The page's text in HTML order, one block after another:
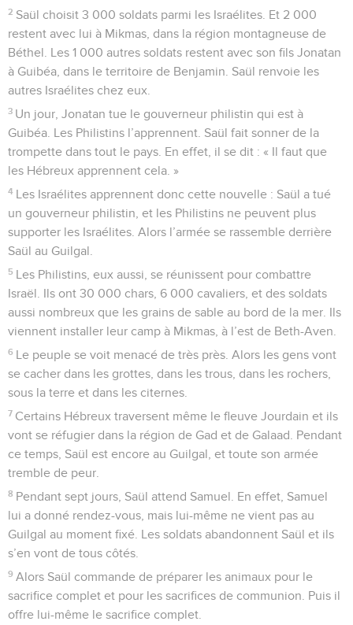
2 Saül choisit 3 000 soldats parmi les Israélites. Et 2 000
restent avec lui à Mikmas, dans la région montagneuse de
Béthel. Les 1 000 autres soldats restent avec son fils Jonatan
à Guibéa, dans le territoire de Benjamin. Saül renvoie les
autres Israélites chez eux.
3 Un jour, Jonatan tue le gouverneur philistin qui est à
Guibéa. Les Philistins l’apprennent. Saül fait sonner de la
trompette dans tout le pays. En effet, il se dit : « Il faut que
les Hébreux apprennent cela. »
4 Les Israélites apprennent donc cette nouvelle : Saül a tué
un gouverneur philistin, et les Philistins ne peuvent plus
supporter les Israélites. Alors l’armée se rassemble derrière
Saül au Guilgal.
5 Les Philistins, eux aussi, se réunissent pour combattre
Israël. Ils ont 30 000 chars, 6 000 cavaliers, et des soldats
aussi nombreux que les grains de sable au bord de la mer. Ils
viennent installer leur camp à Mikmas, à l’est de Beth-Aven.
6 Le peuple se voit menacé de très près. Alors les gens vont
se cacher dans les grottes, dans les trous, dans les rochers,
sous la terre et dans les citernes.
7 Certains Hébreux traversent même le fleuve Jourdain et ils
vont se réfugier dans la région de Gad et de Galaad. Pendant
ce temps, Saül est encore au Guilgal, et toute son armée
tremble de peur.
8 Pendant sept jours, Saül attend Samuel. En effet, Samuel
lui a donné rendez-vous, mais lui-même ne vient pas au
Guilgal au moment fixé. Les soldats abandonnent Saül et ils
s’en vont de tous côtés.
9 Alors Saül commande de préparer les animaux pour le
sacrifice complet et pour les sacrifices de communion. Puis il
offre lui-même le sacrifice complet.